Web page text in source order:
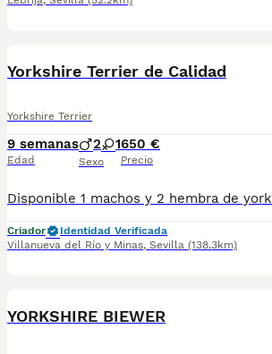
Yorkshire Terrier de Calidad
Yorkshire Terrier
9 semanas
Edad
2 1
Sexo
650 €
Precio
Criador
Identidad Verificada
Villanueva del Río y Minas, Sevilla (138.3km)
YORKSHIRE BIEWER